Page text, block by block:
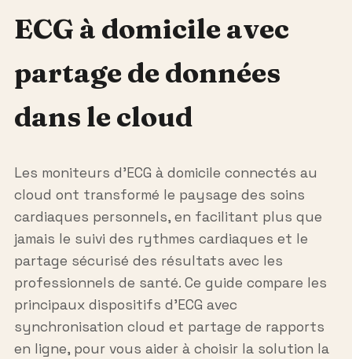
ECG à domicile avec
partage de données
dans le cloud
Les moniteurs d’ECG à domicile connectés au
cloud ont transformé le paysage des soins
cardiaques personnels, en facilitant plus que
jamais le suivi des rythmes cardiaques et le
partage sécurisé des résultats avec les
professionnels de santé. Ce guide compare les
principaux dispositifs d’ECG avec
synchronisation cloud et partage de rapports
en ligne, pour vous aider à choisir la solution la